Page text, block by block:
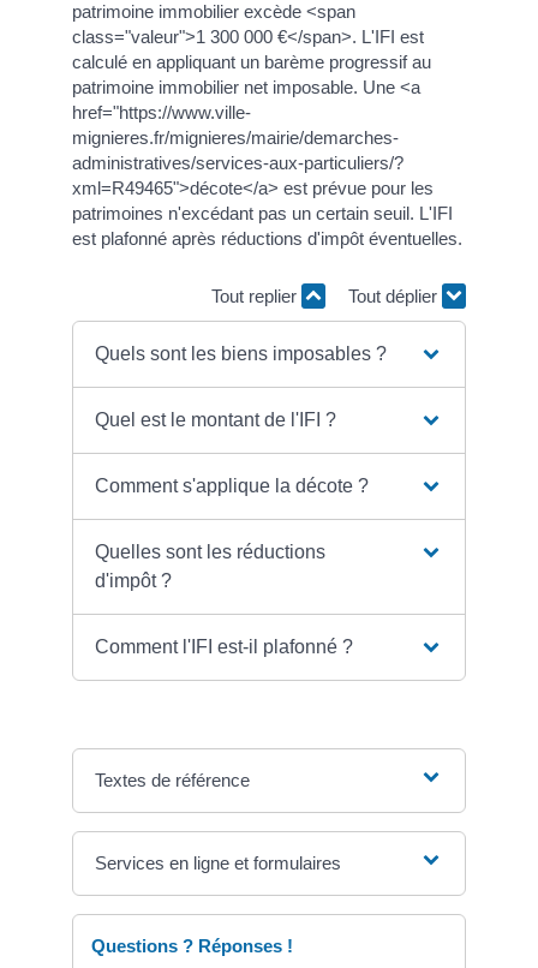
patrimoine immobilier excède <span
class="valeur">1 300 000 €</span>. L'IFI est
calculé en appliquant un barème progressif au
patrimoine immobilier net imposable. Une <a
href="https://www.ville-
mignieres.fr/mignieres/mairie/demarches-
administratives/services-aux-particuliers/?
xml=R49465">décote</a> est prévue pour les
patrimoines n'excédant pas un certain seuil. L'IFI
est plafonné après réductions d'impôt éventuelles.
Tout replier Tout déplier
Quels sont les biens imposables ?
Quel est le montant de l'IFI ?
Comment s'applique la décote ?
Quelles sont les réductions
d'impôt ?
Comment l'IFI est-il plafonné ?
Textes de référence
Services en ligne et formulaires
Questions ? Réponses !